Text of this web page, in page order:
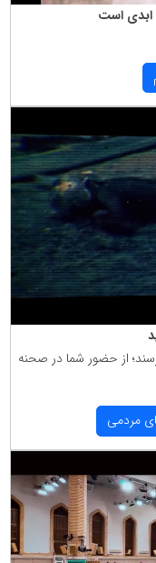
ابدی است
از حضور شما در صحنه
مردمی